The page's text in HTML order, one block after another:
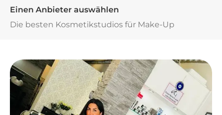
Einen Anbieter auswählen
Die besten Kosmetikstudios für Make-Up